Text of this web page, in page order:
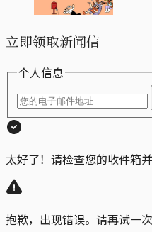
立即领取新闻信
个人信息
太好了！请检查您的收件箱并
抱歉，出现错误。请再试一次